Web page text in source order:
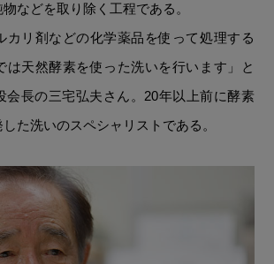
などを取り除く工程である。
カリ剤などの化学薬品を使って処理する
は天然酵素を使った洗いを行います」と
会長の三宅弘夫さん。20年以上前に酵素
た洗いのスペシャリストである。